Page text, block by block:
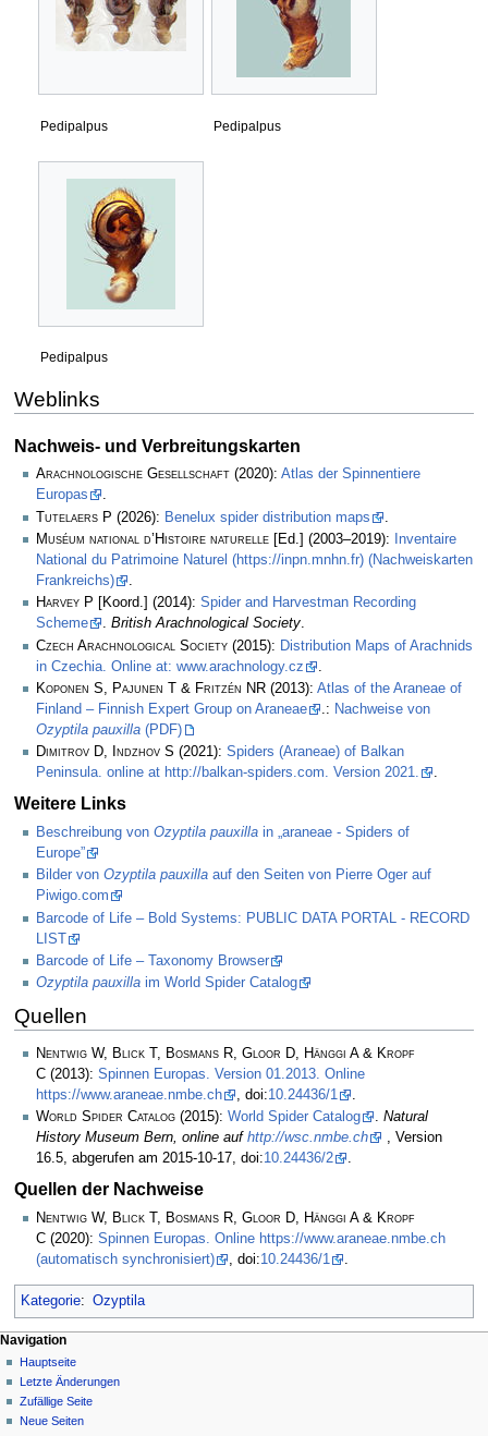
Pedipalpus Pedipalpus
Pedipalpus
Weblinks
Nachweis- und Verbreitungskarten
Arachnologische Gesellschaft (2020): Atlas der Spinnentiere
Europas
.
Tutelaers P (2026): Benelux spider distribution maps
Muséum national d’Histoire naturelle [Ed.] (2003–2019):
Inventaire
National du Patrimoine Naturel (https://inpn.mnhn.fr) (Nachweiskarten
Frankreichs)
.
Harvey P [Koord.] (2014): Spider and Harvestman Recording
Scheme
. British Arachnological Society.
Czech Arachnological Society (2015): Distribution Maps of Arachnids
in Czechia. Online at: www.arachnology.cz
Koponen S, Pajunen T & Fritzén NR (2013): Atlas of the Araneae of
Finland – Finnish Expert Group on Araneae
.: Nachweise von
Ozyptila pauxilla (PDF)
Dimitrov D, Indzhov S (2021): Spiders (Araneae) of Balkan
Peninsula. online at http://balkan-spiders.com. Version 2021.
.
Weitere Links
Beschreibung von Ozyptila pauxilla in „araneae - Spiders of
Europe”
Bilder von Ozyptila pauxilla auf den Seiten von Pierre Oger auf
Piwigo.com
Barcode of Life – Bold Systems: PUBLIC DATA PORTAL - RECORD
LIST
Barcode of Life – Taxonomy Browser
Ozyptila pauxilla im World Spider Catalog
Quellen
Nentwig W, Blick T, Bosmans R, Gloor D, Hänggi A & Kropf
C (2013): Spinnen Europas. Version 01.2013. Online
https://www.araneae.nmbe.ch
, doi:10.24436/1
World Spider Catalog (2015): World Spider Catalog . Natural
History Museum Bern, online auf http://wsc.nmbe.ch
, Version
16.5, abgerufen am 2015-10-17, doi:10.24436/2 .
Quellen der Nachweise
Nentwig W, Blick T, Bosmans R, Gloor D, Hänggi A & Kropf
C (2020): Spinnen Europas. Online https://www.araneae.nmbe.ch
(automatisch synchronisiert)
, doi:10.24436/1 .
Kategorie: Ozyptila
Navigation
Hauptseite
Letzte Änderungen
Zufällige Seite
Neue Seiten